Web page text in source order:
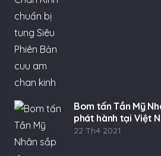
Bom tấn Tần Mỹ
phát hành tại Việt
22 Th4 2021